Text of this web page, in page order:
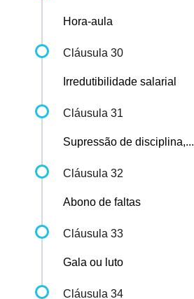
Hora-aula
Cláusula 30
Irredutibilidade salarial
Cláusula 31
Supressão de disciplina,...
Cláusula 32
Abono de faltas
Cláusula 33
Gala ou luto
Cláusula 34